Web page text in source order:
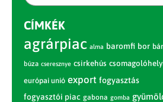
CÍMKÉK
agrárpiac alma baromfi bor
búza cseresznye csirkehús
európai unió export fogyasztás
fogyasztói piac gabona gomba